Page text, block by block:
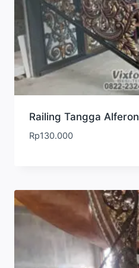
Railing Tangga Alferon
Rp130.000